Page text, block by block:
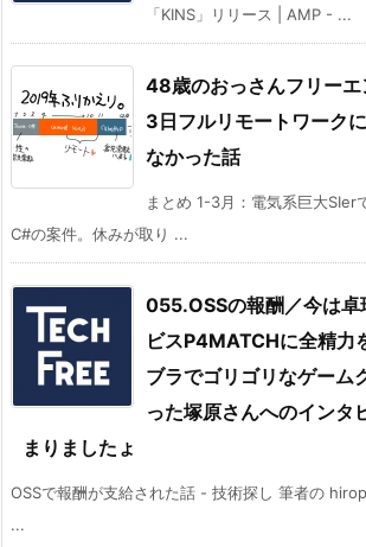
「KINS」リリース | AMP - ...
48歳のおっさんフリー
3日フルリモートワーク
なかった話
まとめ 1-3月：電気系巨大SIer
C#の案件。休みが取り ...
055.OSSの報酬／今は卓
ビスP4MATCHに全精力
ブラでゴリゴリなゲーム
った塚原さんへのイン
まりましたょ
OSSで報酬が支給された話 - 技術探し 筆者の
...